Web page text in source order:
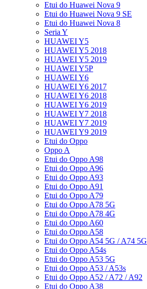
Etui do Huawei Nova 9
Etui do Huawei Nova 9 SE
Etui do Huawei Nova 8
Seria Y
HUAWEI Y5
HUAWEI Y5 2018
HUAWEI Y5 2019
HUAWEI Y5P
HUAWEI Y6
HUAWEI Y6 2017
HUAWEI Y6 2018
HUAWEI Y6 2019
HUAWEI Y7 2018
HUAWEI Y7 2019
HUAWEI Y9 2019
Etui do Oppo
Oppo A
Etui do Oppo A98
Etui do Oppo A96
Etui do Oppo A93
Etui do Oppo A91
Etui do Oppo A79
Etui do Oppo A78 5G
Etui do Oppo A78 4G
Etui do Oppo A60
Etui do Oppo A58
Etui do Oppo A54 5G / A74 5G
Etui do Oppo A54s
Etui do Oppo A53 5G
Etui do Oppo A53 / A53s
Etui do Oppo A52 / A72 / A92
Etui do Oppo A38